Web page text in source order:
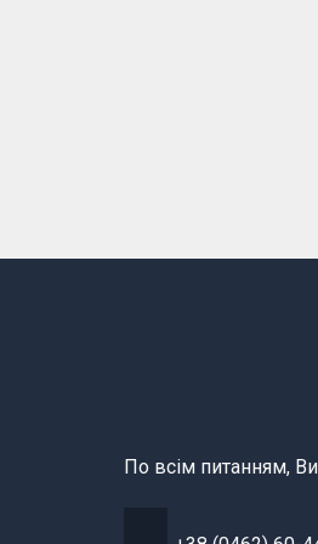
По всім питанням,